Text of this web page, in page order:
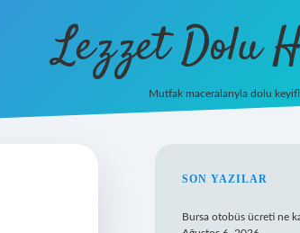
Lezzet Dolu
Mutfak maceralarıyla dolu
SON YAZILAR
Bursa otobüs ücreti ne